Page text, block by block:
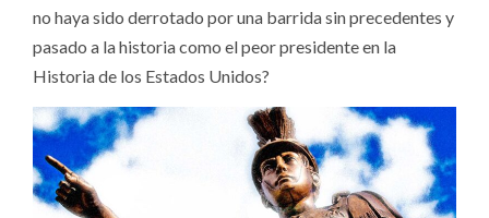
no haya sido derrotado por una barrida sin precedentes y
pasado a la historia como el peor presidente en la
Historia de los Estados Unidos?